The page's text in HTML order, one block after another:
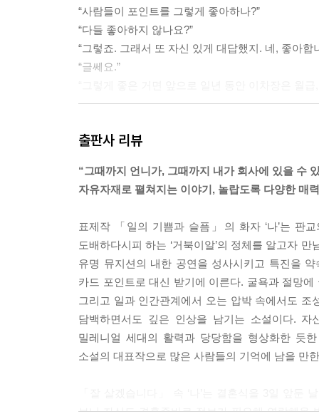
“사람들이 포인트를 그렇게 좋아하나?”
“다들 좋아하지 않나요?”
“그렇죠. 그래서 또 자신 있게 대답했지. 네, 좋아합
“글쎄요.”
재치, 다정함과 짖궂음을 카드 패처럼 번갈아 내
--- p.75
그제서야 그녀의 얼굴에 화색이 돌았다.
“아이고, 감사합니다.”
아주머니가 양손으로 봉투를 받으며 고개를 꾸벅
기 시작했다.
“오늘은 어떻게, 창틀 청소할까요?”
아무렇지 않은 듯, 그러나 꾹 참고 있는 설렘을 감
--- p.146
출판사 리뷰
“그때까지 언니가, 그때까지 내가 회사에 있을 수
자유자재로 펼쳐지는 이야기, 놀랍도록 다양한 매력
표제작 「일의 기쁨과 슬픔」의 화자 ‘나’는 판
도배하다시피 하는 ‘거북이알’의 정체를 알고자
유명 뮤지션의 내한 공연을 성사시키고 특진을
카드 포인트로 대신 받기에 이른다. 굴욕과 절망
그리고 일과 인간관계에서 오는 압박 속에서도 조
담백하면서도 깊은 인상을 남기는 소설이다.
밀레니얼 세대의 활력과 당당함을 형상화한 듯
소설의 대표작으로 많은 사람들의 기억에 남을 만
보니 자신도 결혼준비로 정보가 필요해 연락해온